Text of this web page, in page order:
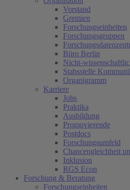
Vorstand
Gremien
Forschungseinheiten
Forschungsgruppen
Büro Berlin
Nicht-
Stabsstelle
Organigramm
Karriere
Jobs
Praktika
Ausbildung
Promovierende
Postdocs
Forschungsumfeld
Chancengleichheit
Inklusion
RGS Econ
Forschung & Beratung
Forschungseinheiten